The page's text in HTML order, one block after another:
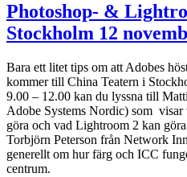
Photoshop- &
Stockholm 12
Bara ett litet tips om att Adobes
kommer till China Teatern i
9.00 – 12.00 kan du lyssna till
Adobe Systems Nordic) som visar
göra och vad Lightroom 2 kan
Torbjörn Peterson från Network
generellt om hur färg och ICC
centrum.